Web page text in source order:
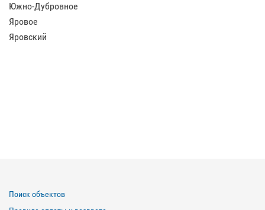
Южно-Дубровное
Яровое
Яровский
Поиск объектов